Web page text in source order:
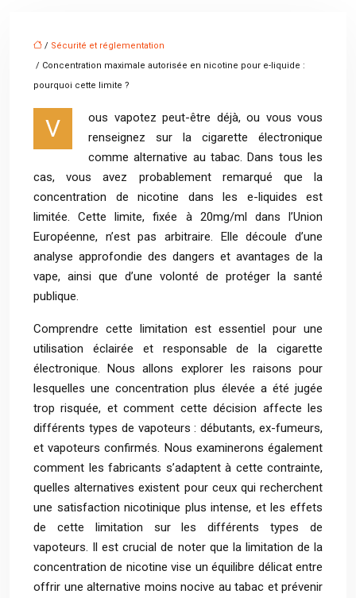
/ Sécurité et réglementation
/ Concentration maximale autorisée en nicotine pour e-liquide :
pourquoi cette limite ?
V
ous vapotez peut-être déjà, ou vous vous
renseignez sur la cigarette électronique
comme alternative au tabac. Dans tous les
cas, vous avez probablement remarqué que la
concentration de nicotine dans les e-liquides est
limitée. Cette limite, fixée à 20mg/ml dans l’Union
Européenne, n’est pas arbitraire. Elle découle d’une
analyse approfondie des dangers et avantages de la
vape, ainsi que d’une volonté de protéger la santé
publique.
Comprendre cette limitation est essentiel pour une
utilisation éclairée et responsable de la cigarette
électronique. Nous allons explorer les raisons pour
lesquelles une concentration plus élevée a été jugée
trop risquée, et comment cette décision affecte les
différents types de vapoteurs : débutants, ex-fumeurs,
et vapoteurs confirmés. Nous examinerons également
comment les fabricants s’adaptent à cette contrainte,
quelles alternatives existent pour ceux qui recherchent
une satisfaction nicotinique plus intense, et les effets
de cette limitation sur les différents types de
vapoteurs. Il est crucial de noter que la limitation de la
concentration de nicotine vise un équilibre délicat entre
offrir une alternative moins nocive au tabac et prévenir